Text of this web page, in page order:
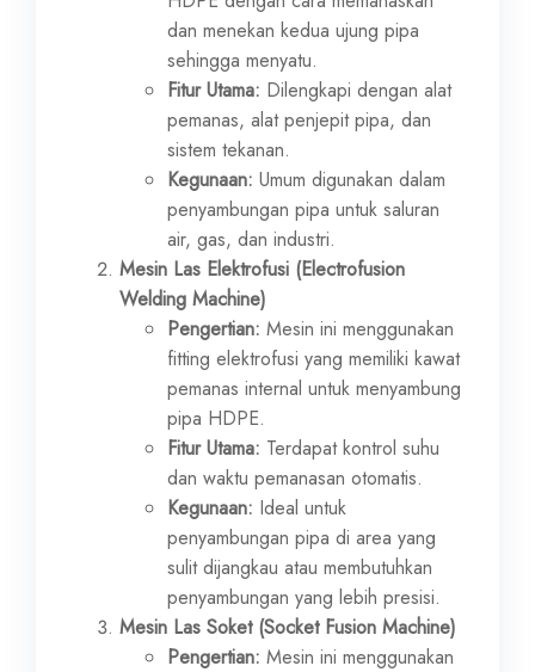
dan menekan kedua ujung pipa
sehingga menyatu.
Fitur Utama: Dilengkapi dengan alat
pemanas, alat penjepit pipa, dan
sistem tekanan.
Kegunaan: Umum digunakan dalam
penyambungan pipa untuk saluran
air, gas, dan industri.
Mesin Las Elektrofusi (Electrofusion
Welding Machine)
Pengertian: Mesin ini menggunakan
fitting elektrofusi yang memiliki kawat
pemanas internal untuk menyambung
pipa HDPE.
Fitur Utama: Terdapat kontrol suhu
dan waktu pemanasan otomatis.
Kegunaan: Ideal untuk
penyambungan pipa di area yang
sulit dijangkau atau membutuhkan
penyambungan yang lebih presisi.
Mesin Las Soket (Socket Fusion Machine)
Pengertian: Mesin ini menggunakan